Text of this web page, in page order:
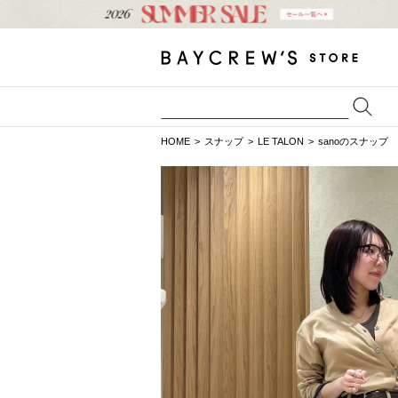
HOME スナップ LE TALON sanoのスナップ